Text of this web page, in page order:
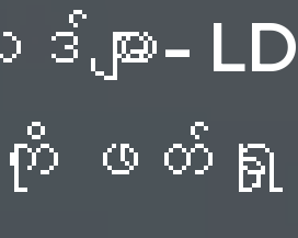
း-
ကို ဖတ်ရှု